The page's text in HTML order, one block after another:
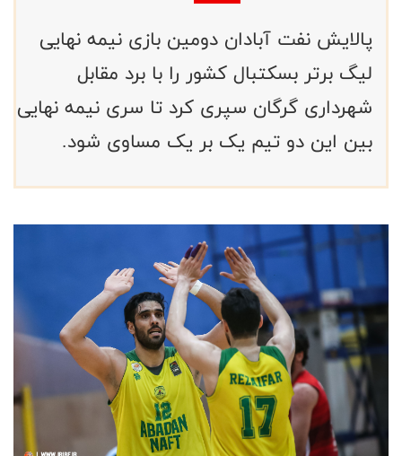
پالایش نفت آبادان دومین بازی نیمه نهایی
لیگ برتر بسکتبال کشور را با برد مقابل
شهرداری گرگان سپری کرد تا سری نیمه نهایی
بین این دو تیم یک بر یک مساوی شود.